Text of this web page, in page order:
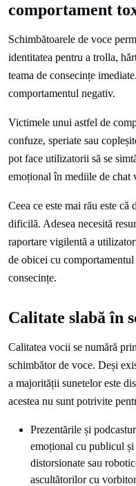
comportament
Schimbătoarele de voce
identitatea pentru a trolla,
teama de consecințe
comportamentul negativ.
Victimele unui astfel de
confuze, speriate sau
pot face utilizatorii să se
emoțional în mediile de chat
Ceea ce este mai rău este că
dificilă. Adesea necesită
raportare vigilentă a
de obicei cu
consecințe.
Calitate slabă în
Calitatea vocii se numără
schimbător de voce. Deși
a majorității sunetelor este
acestea nu sunt potrivite
Prezentările și
emoțional cu publicul
distorsionate sau
ascultătorilor cu